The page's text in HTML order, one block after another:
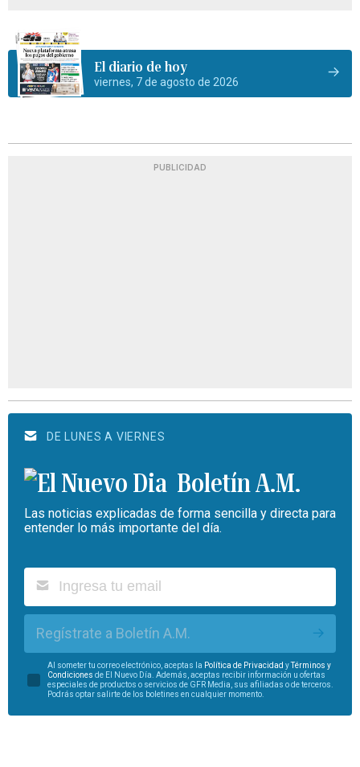
El diario de hoy
viernes, 7 de agosto de 2026
PUBLICIDAD
DE LUNES A VIERNES
Boletín A.M.
Las noticias explicadas de forma sencilla y directa para
entender lo más importante del día.
Regístrate a Boletín A.M.
Al someter tu correo electrónico, aceptas la Política de Privacidad yTérminos y
Condiciones de El Nuevo Día. Además, aceptas recibir información u ofertas
especiales de productos o servicios de GFR Media, sus afiliadas o de terceros.
Podrás optar salirte de los boletines en cualquier momento.